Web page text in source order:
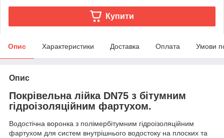
Купити
Опис Характеристики Доставка Оплата Умови
Опис
Покрівельна лійка DN75 з бітумним
гідроізоляційним фартухом.
Водостічна воронка з полімербітумним гідроізоляційним
фартухом для систем внутрішнього водостоку на плоских та